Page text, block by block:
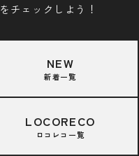
チェックしよう！
NEW
新着一覧
LOCORECO
ロコレコ一覧